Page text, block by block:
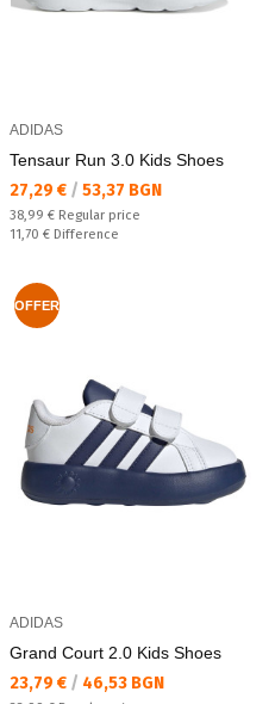
ADIDAS
Tensaur Run 3.0 Kids Shoes
Текуща цена:
27,29 € / 53,37 BGN
Regular price:
38,99 € Regular price
Спестявате:
11,70 € Difference
OFFER
ADIDAS
Grand Court 2.0 Kids Shoes
Текуща цена:
23,79 € / 46,53 BGN